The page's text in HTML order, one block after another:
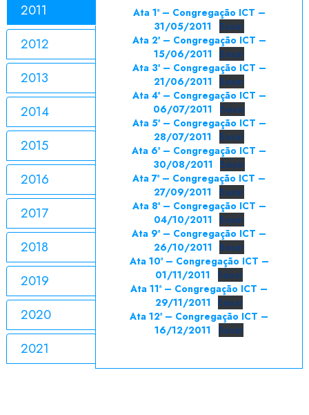
2011
2012
2013
2014
2015
2016
2017
2018
2019
2020
2021
Ata 1ª – Congregação ICT –
31/05/2011
Baixar
Ata 2ª – Congregação ICT –
15/06/2011 Baixar
Ata 3ª – Congregação ICT –
21/06/2011 Baixar
Ata 4ª – Congregação ICT –
06/07/2011
Baixar
Ata 5ª – Congregação ICT –
28/07/2011
Baixar
Ata 6ª – Congregação ICT –
30/08/2011 Baixar
Ata 7ª – Congregação ICT –
27/09/2011
Baixar
Ata 8ª – Congregação ICT –
04/10/2011 Baixar
Ata 9ª – Congregação ICT –
26/10/2011 Baixar
Ata 10ª – Congregação ICT –
01/11/2011
Baixar
Ata 11ª – Congregação ICT –
29/11/2011 Baixar
Ata 12ª – Congregação ICT –
16/12/2011
Baixar